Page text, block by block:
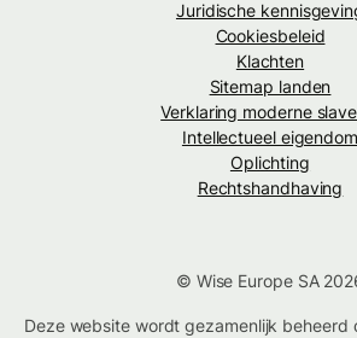
Juridische
Cookiesbeleid
Klachten
Sitemap landen
Verklaring moderne
Intellectueel eigendom
Oplichting
Rechtshandhaving
© Wise Europe SA
Deze website wordt gezamenlijk beheerd